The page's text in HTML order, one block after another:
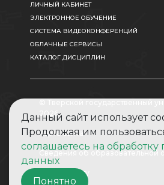
ЛИЧНЫЙ КАБИНЕТ
ЭЛЕКТРОННОЕ ОБУЧЕНИЕ
СИСТЕМА ВИДЕОКОНФЕРЕНЦИЙ
ОБЛАЧНЫЕ СЕРВИСЫ
КАТАЛОГ ДИСЦИПЛИН
2026
Карта сайта
Сведения об образовательной
Абитуриенту
Данный сайт использует
Продолжая им
соглашаетесь на
данных
Понятно